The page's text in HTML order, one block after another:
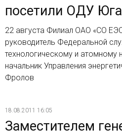
посетили ОДУ Юга
22 августа Филиал ОАО «СО
руководитель Федеральной
технологическому и атомному
начальник Управления
Фролов
18.08.2011 16:05
Заместителем